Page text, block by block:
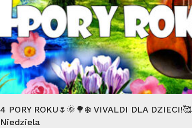
Wybierz Opcje
4 PORY ROKU🌷🌞🌳❄️ VIVALDI DLA DZIECI!🥰
Niedziela